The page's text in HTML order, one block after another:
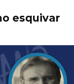
esquivar